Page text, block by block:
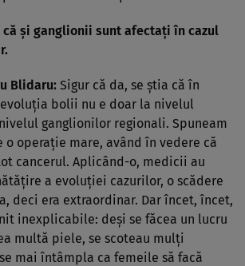
că şi ganglionii sunt afectaţi în cazul
Blidaru: Sigur că da, se ştia că în
bolii nu e doar la nivelul
ganglionilor regionali. Spuneam
o operaţie mare, având în vedere că
cancerul. Aplicând-o, medicii au
a evoluţiei cazurilor, o scădere
deci era extraordinar. Dar încet, încet,
inexplicabile: deşi se făcea un lucru
multă piele, se scoteau mulţi
mai întâmpla ca femeile să facă